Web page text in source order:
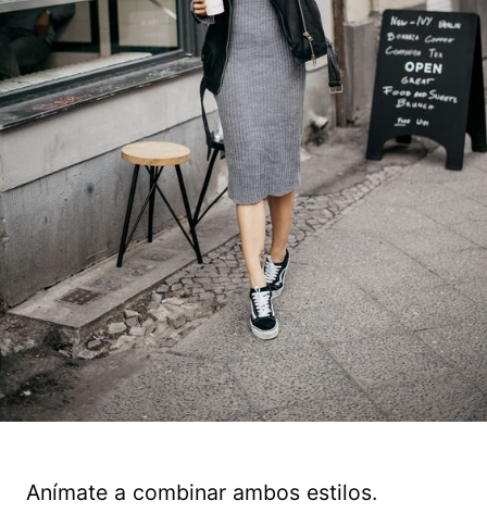
Anímate a combinar ambos estilos.